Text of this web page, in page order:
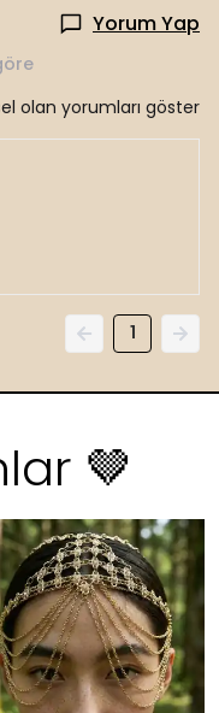
Yorum Yap
olan yorumları göster
1
🤎